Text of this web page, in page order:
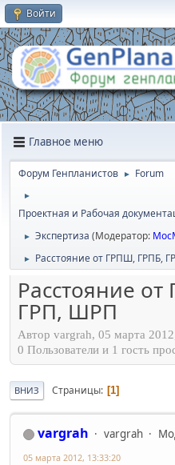
Войти
Главное меню
Форум Генпланистов ► Forum
►
Проектная и Рабочая
► Экспертиза (Модератор:
► Расстояние от ГРПШ, ГРПБ,
Расстояние
ГРП, ШРП
Автор vargrah, 05 марта
0 Пользователи и 1 гость
ВНИЗ Страницы 1
vargrah vargrah
05 марта 2012, 13:33:20